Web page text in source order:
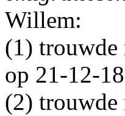
Willem:
(1) trouwde
op 21-12-
(2) trouwde